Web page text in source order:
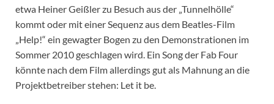
etwa Heiner Geißler zu Besuch aus der „Tunnelhölle“
kommt oder mit einer Sequenz aus dem Beatles-Film
„Help!“ ein gewagter Bogen zu den Demonstrationen im
Sommer 2010 geschlagen wird. Ein Song der Fab Four
könnte nach dem Film allerdings gut als Mahnung an die
Projektbetreiber stehen: Let it be.